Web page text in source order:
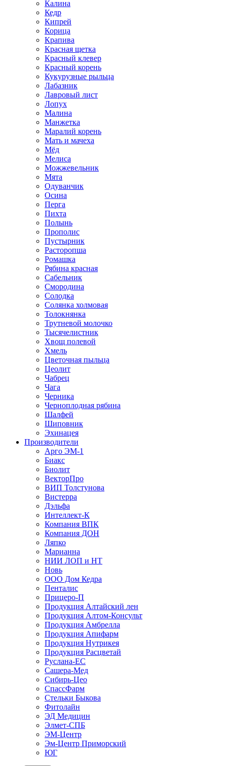
Калина
Кедр
Кипрей
Корица
Крапива
Красная щетка
Красный клевер
Красный корень
Кукурузные рыльца
Лабазник
Лавровый лист
Лопух
Малина
Манжетка
Маралий корень
Мать и мачеха
Мёд
Мелиса
Можжевельник
Мята
Одуванчик
Осина
Перга
Пихта
Полынь
Прополис
Пустырник
Расторопша
Ромашка
Рябина красная
Сабельник
Смородина
Солодка
Солянка холмовая
Толокнянка
Трутневой молочко
Тысячелистник
Хвощ полевой
Хмель
Цветочная пыльца
Цеолит
Чабрец
Чага
Черника
Черноплодная рябина
Шалфей
Шиповник
Эхинацея
Производители
Арго ЭМ-1
Биакс
Биолит
ВекторПро
ВИП Толстунова
Вистерра
Дэльфа
Интеллект-К
Компания ВПК
Компания ДОН
Ляпко
Марианна
НИИ ЛОП и НТ
Новь
ООО Дом Кедра
Пенталис
Прицеро-П
Продукция Алтайский лен
Продукция Алтом-Консульт
Продукция Амбрелла
Продукция Апифарм
Продукция Нутрикея
Продукция Расцветай
Руслана-ЕС
Сашера-Мед
Сибирь-Цео
СпассФарм
Стельки Быкова
Фитолайн
ЭД Медицин
Элмет-СПБ
ЭМ-Центр
Эм-Центр Приморский
ЮГ